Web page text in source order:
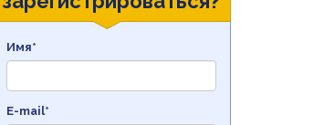
Имя*
E-mail*